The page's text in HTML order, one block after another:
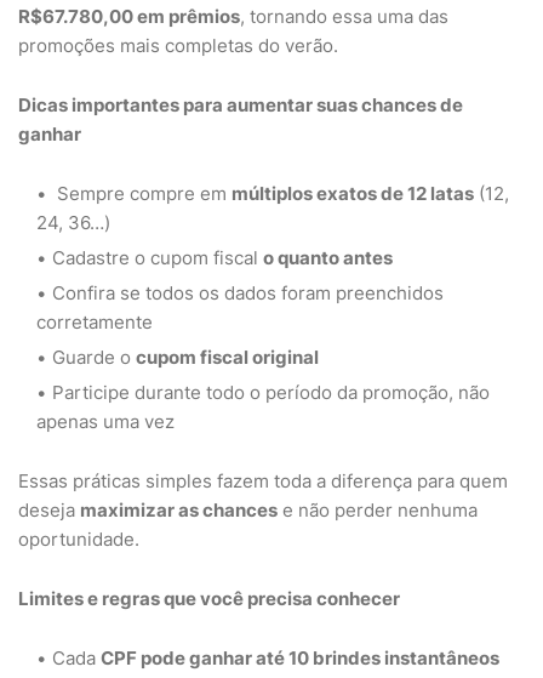
R$67.780,00 em prêmios, tornando essa uma das
promoções mais completas do verão.
Dicas importantes para aumentar suas chances de
ganhar
Sempre compre em múltiplos exatos de 12 latas (12,
24, 36…)
Cadastre o cupom fiscal o quanto antes
Confira se todos os dados foram preenchidos
corretamente
Guarde o cupom fiscal original
Participe durante todo o período da promoção, não
apenas uma vez
Essas práticas simples fazem toda a diferença para quem
deseja maximizar as chances e não perder nenhuma
oportunidade.
Limites e regras que você precisa conhecer
Cada CPF pode ganhar até 10 brindes instantâneos